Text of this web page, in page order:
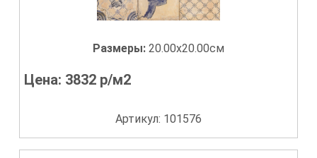
Размеры: 20.00x20.00см
Цена: 3832 р/м2
Артикул: 101576